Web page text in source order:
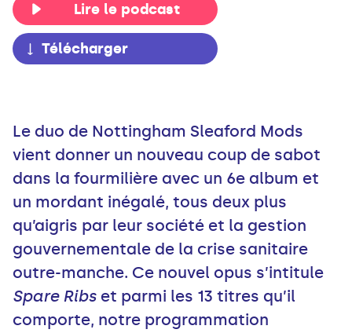
Lire le podcast
Télécharger
Le duo de Nottingham Sleaford Mods
vient donner un nouveau coup de sabot
dans la fourmilière avec un 6e album et
un mordant inégalé, tous deux plus
qu’aigris par leur société et la gestion
gouvernementale de la crise sanitaire
outre-manche. Ce nouvel opus s’intitule
Spare Ribs et parmi les 13 titres qu’il
comporte, notre programmation